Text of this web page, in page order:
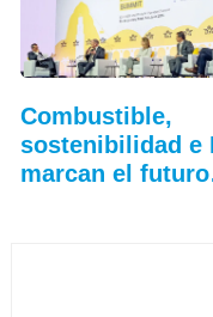
Combustible,
sostenibilidad e
marcan el futuro